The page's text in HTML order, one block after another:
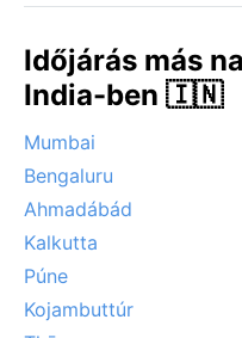
Időjárás más
India-ben 🇮🇳
Mumbai
Bengaluru
Ahmadábád
Kalkutta
Púne
Kojambuttúr